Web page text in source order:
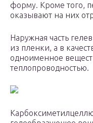
форму. Кроме того,
оказывают на них
Наружная часть
из пленки, а в
одноименное
теплопроводностью.